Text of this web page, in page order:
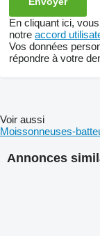
En cliquant ici,
notre accord
Vos données
répondre à votre
Annonces
Voir aussi
Moissonneuses-